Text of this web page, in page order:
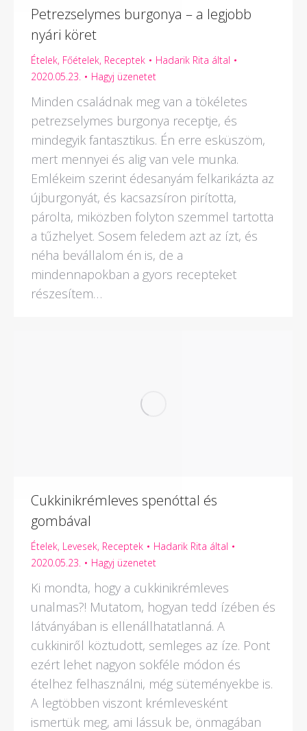
Petrezselymes burgonya – a legjobb
nyári köret
Ételek, Főételek, Receptek Hadarik Rita által
2020.05.23.
Hagyj üzenetet
Minden családnak meg van a tökéletes
petrezselymes burgonya receptje, és
mindegyik fantasztikus. Én erre esküszöm,
mert mennyei és alig van vele munka.
Emlékeim szerint édesanyám felkarikázta az
újburgonyát, és kacsazsíron pirította,
párolta, miközben folyton szemmel tartotta
a tűzhelyet. Sosem feledem azt az ízt, és
néha bevállalom én is, de a
mindennapokban a gyors recepteket
részesítem…
Cukkinikrémleves spenóttal és
gombával
Ételek, Levesek, Receptek Hadarik Rita által
2020.05.23.
Hagyj üzenetet
Ki mondta, hogy a cukkinikrémleves
unalmas?! Mutatom, hogyan tedd ízében és
látványában is ellenállhatatlanná. A
cukkiniről köztudott, semleges az íze. Pont
ezért lehet nagyon sokféle módon és
ételhez felhasználni, még süteményekbe is.
A legtöbben viszont krémlevesként
ismertük meg, ami lássuk be, önmagában